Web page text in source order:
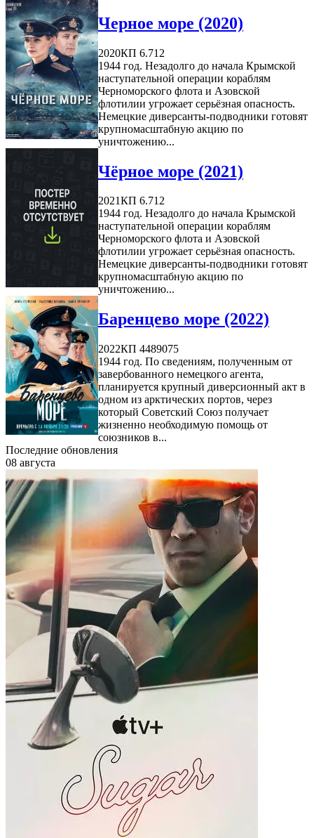
Черное море (2020)
2020КП 6.712
1944 год. Незадолго до начала Крымской
наступательной операции кораблям
Черноморского флота и Азовской
флотилии угрожает серьёзная опасность.
Немецкие диверсанты-подводники готовят
крупномасштабную акцию по
уничтожению...
Чёрное море (2021)
2021КП 6.712
1944 год. Незадолго до начала Крымской
наступательной операции кораблям
Черноморского флота и Азовской
флотилии угрожает серьёзная опасность.
Немецкие диверсанты-подводники готовят
крупномасштабную акцию по
уничтожению...
Баренцево море (2022)
2022КП 4489075
1944 год. По сведениям, полученным от
завербованного немецкого агента,
планируется крупный диверсионный акт в
одном из арктических портов, через
который Советский Союз получает
жизненно необходимую помощь от
союзников в...
Последние обновления
08 августа